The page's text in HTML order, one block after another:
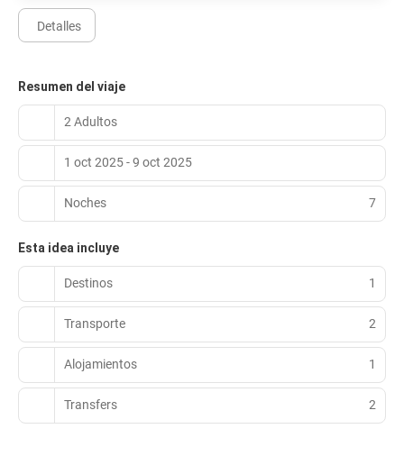
Detalles
Resumen del viaje
2 Adultos
1 oct 2025 - 9 oct 2025
Noches 7
Esta idea incluye
Destinos 1
Transporte 2
Alojamientos 1
Transfers 2